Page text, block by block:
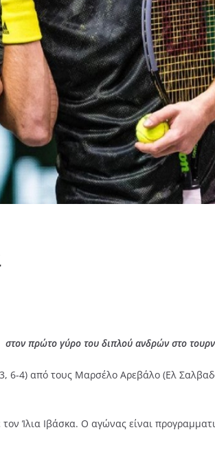
πρώτο γύρο του διπλού ανδρών στο
6-4) από τους Μαρσέλο Αρεβάλο (Ελ
Ίλια Ιβάσκα. Ο αγώνας είναι